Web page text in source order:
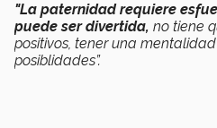
"La paternidad requiere
puede ser divertida, no tiene
positivos, tener una
posiblidades”.